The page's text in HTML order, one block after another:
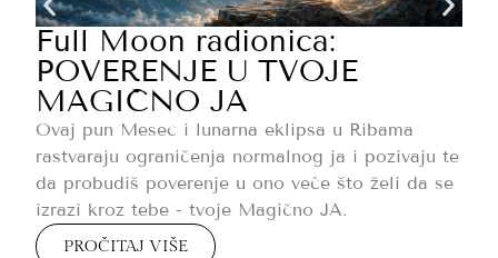
Full Moon radionica:
POVERENJE U TVOJE
MAGIČNO JA
Ovaj pun Mesec i lunarna eklipsa u Ribama
rastvaraju ograničenja normalnog ja i pozivaju te
da probudiš poverenje u ono veće što želi da se
izrazi kroz tebe - tvoje Magično JA.
PROČITAJ VIŠE